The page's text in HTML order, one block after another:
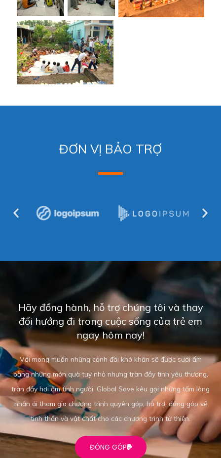
ĐƠN VỊ BẢO TRỢ
Hãy đồng hành, hỗ trợ chúng tôi và thay
đổi hướng đi trong cuộc sống của trẻ em
ngay hôm nay!
Với mong muốn những cảnh đời khó khăn sẽ được sưởi ấm
bằng những món quà tuy nhỏ nhưng tràn đầy tình yêu thương,
tràn đầy hơi ấm tình người, Global Save kêu gọi những tấm lòng
nhân ái tham gia chương trình quyên góp, hỗ trợ, đóng góp về
tinh thần và vật chất cho các chương trình từ thiện.
ĐÓNG GÓP